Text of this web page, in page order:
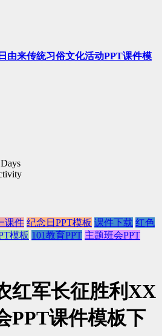
由来传统习俗文化活动PPT课件模
课件 纪念日PPT模板 课件下载 红色
模板 101教育PPT 主题班会PPT
红军长征胜利XX
PPT课件模板下